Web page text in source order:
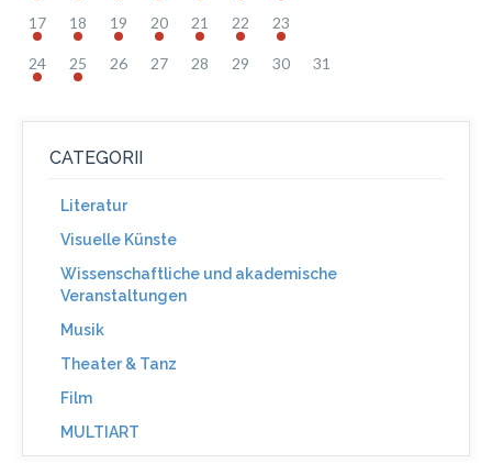
17 18 19 20 21 22 23
24 25 26 27 28 29 30 31
CATEGORII
Literatur
Visuelle Künste
Wissenschaftliche und akademische
Veranstaltungen
Musik
Theater & Tanz
Film
MULTIART